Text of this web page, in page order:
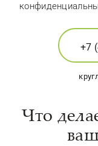
+7
Что